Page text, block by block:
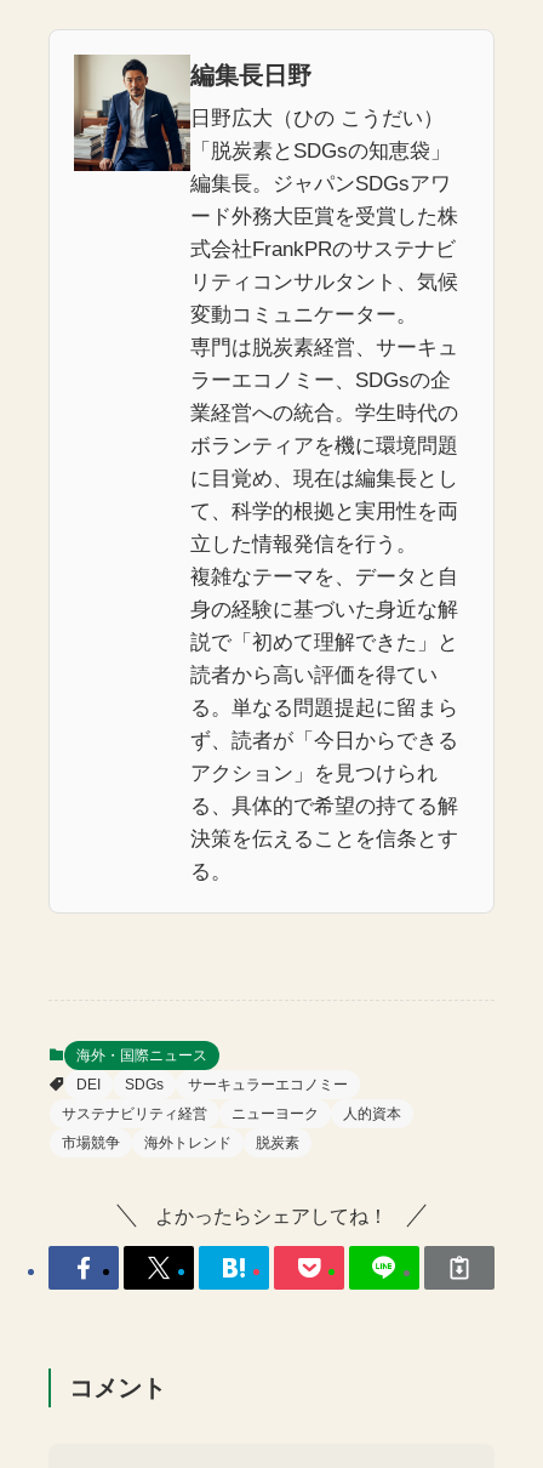
編集長日野
日野広大（ひの こうだい）
「脱炭素とSDGsの知恵袋」
編集長。ジャパンSDGsアワ
ード外務大臣賞を受賞した株
式会社FrankPRのサステナビ
リティコンサルタント、気候
変動コミュニケーター。
専門は脱炭素経営、サーキュ
ラーエコノミー、SDGsの企
業経営への統合。学生時代の
ボランティアを機に環境問題
に目覚め、現在は編集長とし
て、科学的根拠と実用性を両
立した情報発信を行う。
複雑なテーマを、データと自
身の経験に基づいた身近な解
説で「初めて理解できた」と
読者から高い評価を得てい
る。単なる問題提起に留まら
ず、読者が「今日からできる
アクション」を見つけられ
る、具体的で希望の持てる解
決策を伝えることを信条とす
る。
海外・国際ニュース
DEI
SDGs
サーキュラーエコノミー
サステナビリティ経営
ニューヨーク
人的資本
市場競争
海外トレンド 脱炭素
よかったらシェアしてね！
コメント